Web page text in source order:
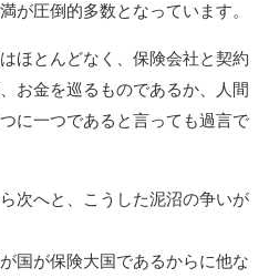
が圧倒的多数となっています。
ほとんどなく、保険会社と契約
お金を巡るものであるか、人間
に一つであると言っても過言で
次へと、こうした泥沼の争いが
国が保険大国であるからに他な